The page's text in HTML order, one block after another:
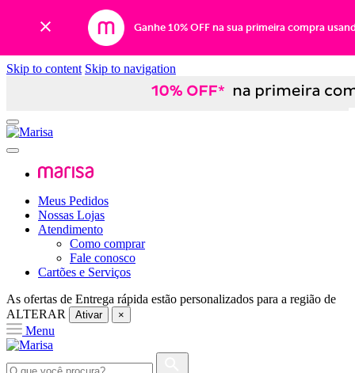
Ganhe 10% OFF na sua primeira compra
Skip to content Skip to navigation
Meus Pedidos
Nossas Lojas
Atendimento
Como comprar
Fale conosco
Cartões e Serviços
As ofertas de Entrega rápida estão personalizados para a região de
ALTERAR
Ativar ×
Menu